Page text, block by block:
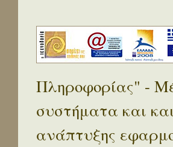
Πληροφορίας" -
συστήματα και
ανάπτυξης